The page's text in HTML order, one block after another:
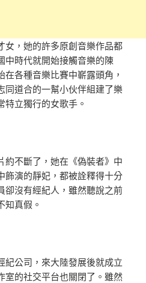
女，她的許多原創音樂作品都
中時代就開始接觸音樂的陳
各種音樂比賽中嶄露頭角，
同道合的一幫小伙伴組建了樂
特立獨行的女歌手。
約不斷了，她在《偽裝者》中
飾演的靜妃，都被詮釋得十分
卻沒有經紀人，雖然聽說之前
知真假。
紀公司，來大陸發展後就成立
室的社交平台也關閉了。雖然